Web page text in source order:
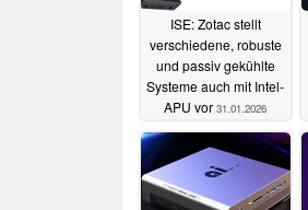
ISE: Zotac stellt
verschiedene, robuste
und passiv gekühlte
Systeme auch mit Intel-
APU vor 31.01.2026